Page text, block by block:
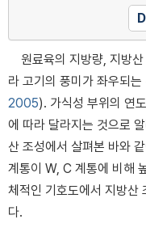
원료육의 지방량, 지방
라 고기의 풍미가 좌우되
2005). 가식성 부위의 연
에 따라 달라지는 것으로
산 조성에서 살펴본 바와
계통이 W, C 계통에 비해
체적인 기호도에서 지방산
다.